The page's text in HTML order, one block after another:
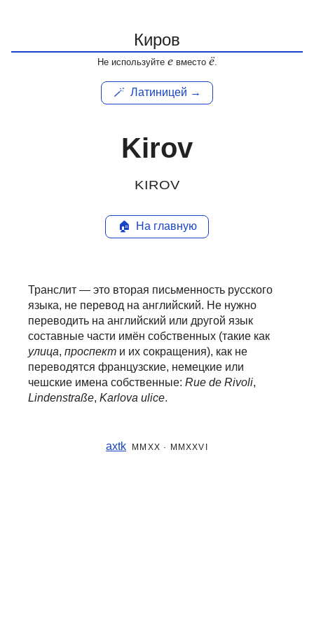
Не используйте евместо ё.
🪄 Латиницей →
Kirov
KIROV
🏠 На главную
Транслит — это вторая письменность русского
языка, не перевод на английский. Не нужно
переводить на английский или другой язык
составные части имён собственных (такие как
улица, проспект и их сокращения), как не
переводятся французские, немецкие или
чешские имена собственные: Rue de Rivoli,
Lindenstraße, Karlova ulice.
axtk MMXX · MMXXVI